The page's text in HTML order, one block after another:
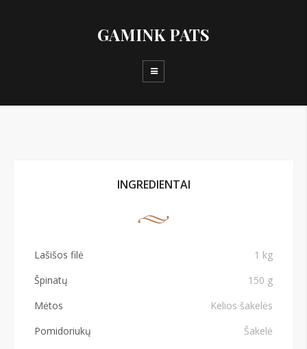
GAMINK PATS
INGREDIENTAI
Lašišos filė
1 kg
Špinatų
150 g
Mėtos
Kelios šakelės
Pomidoriukų
Šakelė